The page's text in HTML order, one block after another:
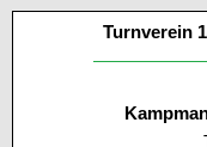
Turnverein